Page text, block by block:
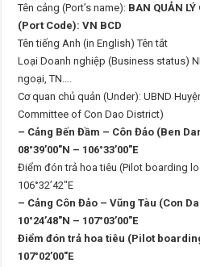
Tên cảng (Port’s name): BAN QUẢN
(Port Code): VN BCD
Tên tiếng Anh (in English) Tên tắt
Loại Doanh nghiệp (Business status)
ngoại, TN….
Cơ quan chủ quản (Under): UBND
Committee of Con Dao District)
– Cảng Bến Đầm – Côn Đảo (Ben
08°39’00″N – 106°33’00″E
Điểm đón trả hoa tiêu (Pilot boarding
106°32’42″E
– Cảng Côn Đảo – Vũng Tàu (Con
10°24’48″N – 107°03’00″E
Điểm đón trả hoa tiêu (Pilot
107°02’00″E